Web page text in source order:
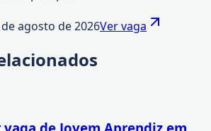
agosto de 2026Ver vaga